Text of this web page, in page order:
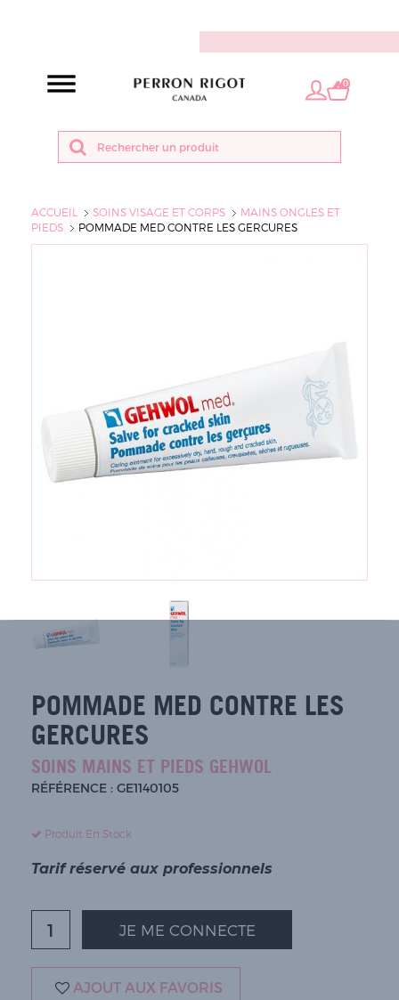
0
ACCUEIL SOINS VISAGE ET CORPS
MAINS ONGLES ET
PIEDS
POMMADE MED CONTRE LES GERCURES
POMMADE MED CONTRE LES
GERCURES
SOINS MAINS ET PIEDS GEHWOL
RÉFÉRENCE : GE1140105
Produit En Stock
Tarif réservé aux professionnels
JE ME CONNECTE
AJOUT AUX FAVORIS